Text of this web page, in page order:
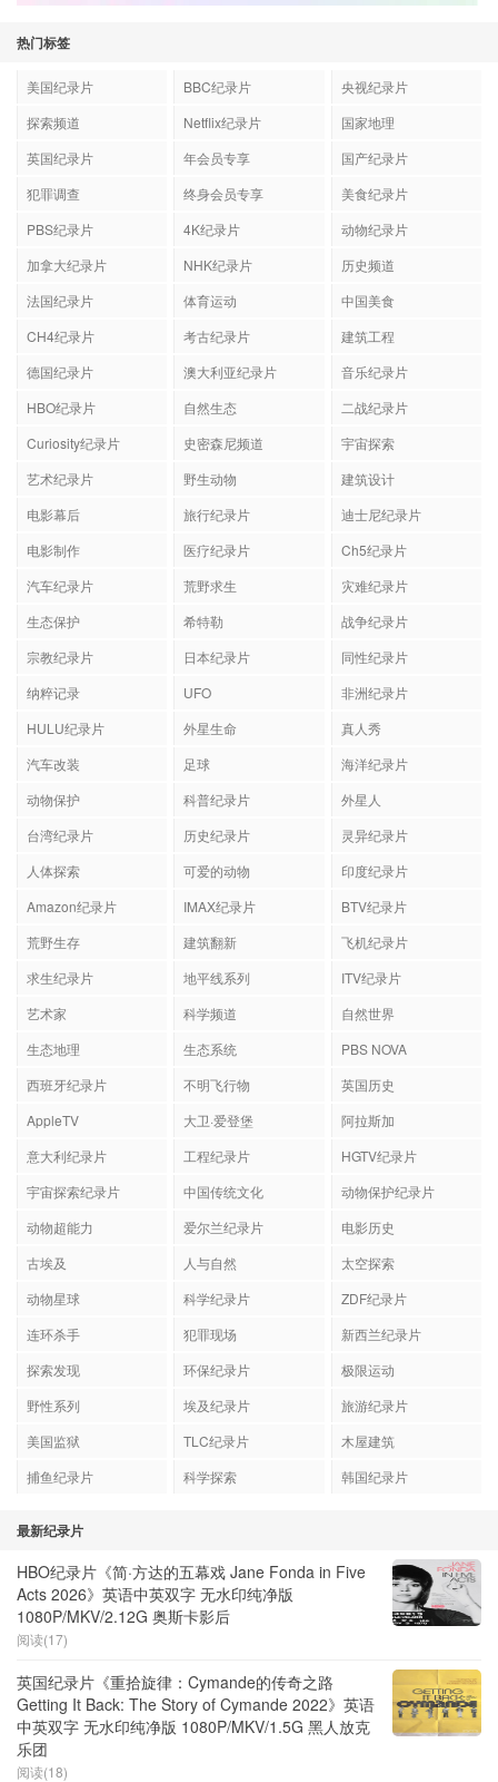
热门标签
美国纪录片 BBC纪录片
央视纪录片
探索频道
Netflix纪录片
国家地理
英国纪录片
年会员专享
国产纪录片
犯罪调查
终身会员专享
美食纪录片
PBS纪录片
4K纪录片
动物纪录片
加拿大纪录片
NHK纪录片
历史频道
法国纪录片
体育运动
中国美食
CH4纪录片
考古纪录片
建筑工程
德国纪录片
澳大利亚纪录片
音乐纪录片
HBO纪录片
自然生态
二战纪录片
Curiosity纪录片
史密森尼频道
宇宙探索
艺术纪录片
野生动物
建筑设计
电影幕后
旅行纪录片
迪士尼纪录片
电影制作
医疗纪录片
Ch5纪录片
汽车纪录片
荒野求生
灾难纪录片
生态保护
希特勒
战争纪录片
宗教纪录片
日本纪录片
同性纪录片
纳粹记录
UFO
非洲纪录片
HULU纪录片
外星生命
真人秀
汽车改装
足球
海洋纪录片
动物保护
科普纪录片
外星人
台湾纪录片
历史纪录片
灵异纪录片
人体探索
可爱的动物
印度纪录片
Amazon纪录片
IMAX纪录片
BTV纪录片
荒野生存
建筑翻新
飞机纪录片
求生纪录片
地平线系列
ITV纪录片
艺术家
科学频道
自然世界
生态地理
生态系统
PBS NOVA
西班牙纪录片
不明飞行物
英国历史
AppleTV
大卫·爱登堡
阿拉斯加
意大利纪录片
工程纪录片
HGTV纪录片
宇宙探索纪录片
中国传统文化
动物保护纪录片
动物超能力
爱尔兰纪录片
电影历史
古埃及
人与自然
太空探索
动物星球
科学纪录片
ZDF纪录片
连环杀手
犯罪现场
新西兰纪录片
探索发现
环保纪录片
极限运动
野性系列
埃及纪录片
旅游纪录片
美国监狱
TLC纪录片
木屋建筑
捕鱼纪录片
科学探索 韩国纪录片
最新纪录片
HBO纪录片《简·方达的五幕戏 Jane Fonda in Five
Acts 2026》英语中英双字 无水印纯净版
1080P/MKV/2.12G 奥斯卡影后
阅读(17)
英国纪录片《重拾旋律：Cymande的传奇之路
Getting It Back: The Story of Cymande 2022》英语
中英双字 无水印纯净版 1080P/MKV/1.5G 黑人放克
乐团
阅读(18)